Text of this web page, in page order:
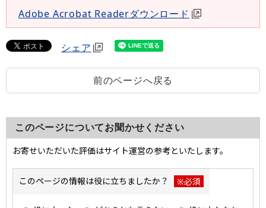
Adobe Acrobat Readerダウンロード
シェア
前のページへ戻る
このページについてお聞かせください